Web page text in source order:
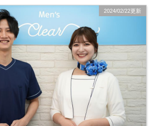
2024/02/22更新